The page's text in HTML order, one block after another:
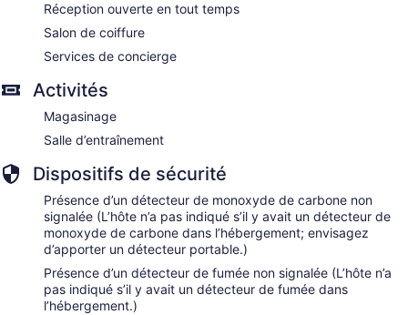
Réception ouverte en tout temps
Salon de coiffure
Services de concierge
Activités
Magasinage
Salle d’entraînement
Dispositifs de sécurité
Présence d’un détecteur de monoxyde de carbone non
signalée (L’hôte n’a pas indiqué s’il y avait un détecteur de
monoxyde de carbone dans l’hébergement; envisagez
d’apporter un détecteur portable.)
Présence d’un détecteur de fumée non signalée (L’hôte n’a
pas indiqué s’il y avait un détecteur de fumée dans
l’hébergement.)